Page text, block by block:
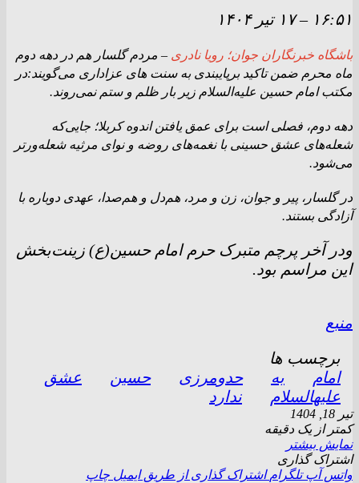
۱۶:۵۱ – ۱۷ تير ۱۴۰۴
باشگاه خبرنگاران جوان؛ رویا نادری – مردم گلسار هم در دهه دوم
ماه محرم ضمن تاکید برپایبندی به سنت های عزاداری می‌گویند:در
مکتب امام حسین علیه‌السلام زیر بار ظلم و ستم نمی‌روند.
دهه دوم، فصلی است برای عمق یافتن اندوه کربلا؛ جایی‌که
شعله‌های عشق حسینی با نغمه‌های روضه و نوای مرثیه شعله‌ورتر
می‌شود.
در گلسار، پیر و جوان، زن و مرد، هم‌دل و هم‌صدا، عهدی دوباره با
آزادگی بستند.
ودر آخر پرچم متبرک حرم امام حسین(ع) زینت‌بخش
این مراسم بود.
منبع
برچسب ها
امام
به حدومرزی حسین
عشق
علیهالسلام
ندارد
تیر 18, 1404
کمتر از یک دقیقه
نمایش بیشتر
اشتراک گذاری
واتس آپ تلگرام اشتراک گذاری از طریق ایمیل چاپ